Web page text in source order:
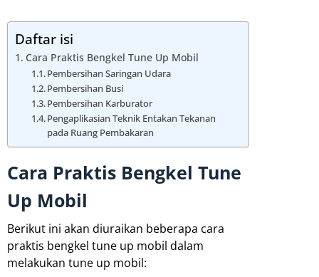
Daftar isi
Cara Praktis Bengkel Tune Up Mobil
Pembersihan Saringan Udara
Pembersihan Busi
Pembersihan Karburator
Pengaplikasian Teknik Entakan Tekanan
pada Ruang Pembakaran
Cara Praktis Bengkel Tune
Up Mobil
Berikut ini akan diuraikan beberapa cara
praktis bengkel tune up mobil dalam
melakukan tune up mobil: